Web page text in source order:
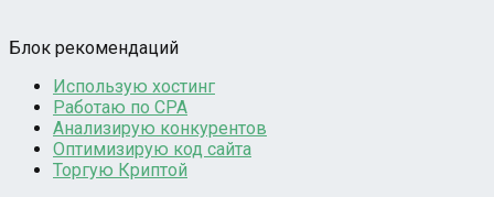
Блок рекомендаций
Использую хостинг
Работаю по CPA
Анализирую конкурентов
Оптимизирую код сайта
Торгую Криптой